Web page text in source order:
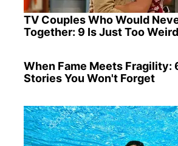
TV Couples Who Would
Together: 9 Is Just Too Weird
When Fame Meets Fragility:
Stories You Won't Forget